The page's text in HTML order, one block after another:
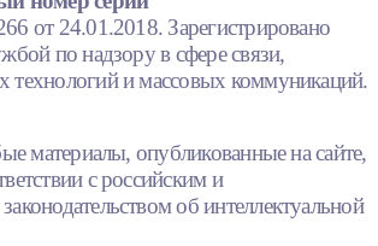
от 24.01.2018. Зарегистрировано
по надзору в сфере связи,
и массовых коммуникаций.
материалы, опубликованные на сайте,
с российским и
об интеллектуальной